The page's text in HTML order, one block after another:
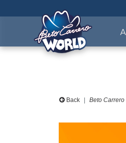
Back Beto Carrero